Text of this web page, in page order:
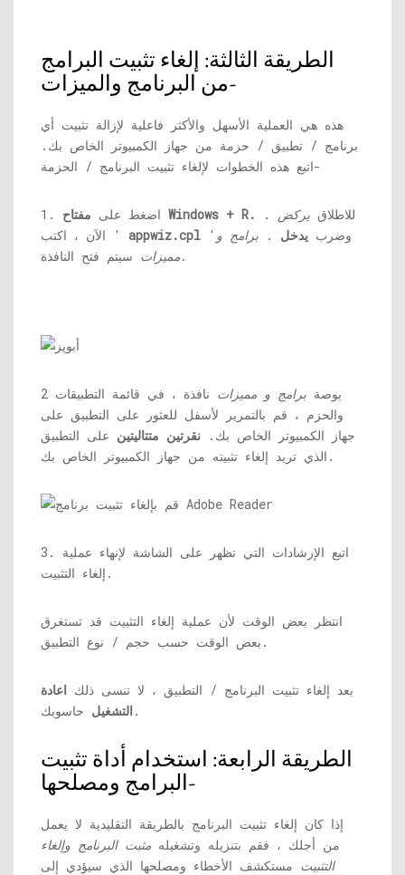
الطريقة الثالثة: إلغاء تثبيت البرامج
من البرنامج والميزات-
هذه هي العملية الأسهل والأكثر فاعلية لإزالة تثبيت أي
برنامج / تطبيق / حزمة من جهاز الكمبيوتر الخاص بك.
اتبع هذه الخطوات لإلغاء تثبيت البرنامج / الحزمة-
1. اضغط على مفتاح Windows + R. للاطلاق يركض .
الآن ، اكتب ' appwiz.cpl 'وضرب يدخل . برامج و
مميزاتسيتم فتح النافذة.
2 بوصة برامج و مميزات نافذة ، في قائمة التطبيقات
والحزم ، قم بالتمرير لأسفل للعثور على التطبيق على
جهاز الكمبيوتر الخاص بك. نقرتين متتاليتين على التطبيق
الذي تريد إلغاء تثبيته من جهاز الكمبيوتر الخاص بك.
3. اتبع الإرشادات التي تظهر على الشاشة لإنهاء عملية
إلغاء التثبيت.
انتظر بعض الوقت لأن عملية إلغاء التثبيت قد تستغرق
بعض الوقت حسب حجم / نوع التطبيق.
بعد إلغاء تثبيت البرنامج / التطبيق ، لا تنسى ذلك اعادة
التشغيل حاسوبك.
الطريقة الرابعة: استخدام أداة تثبيت
البرامج ومصلحها-
إذا كان إلغاء تثبيت البرنامج بالطريقة التقليدية لا يعمل
من أجلك ، فقم بتنزيله وتشغيله مثبت البرنامج وإلغاء
التثبيت مستكشف الأخطاء ومصلحها الذي سيؤدي إلى